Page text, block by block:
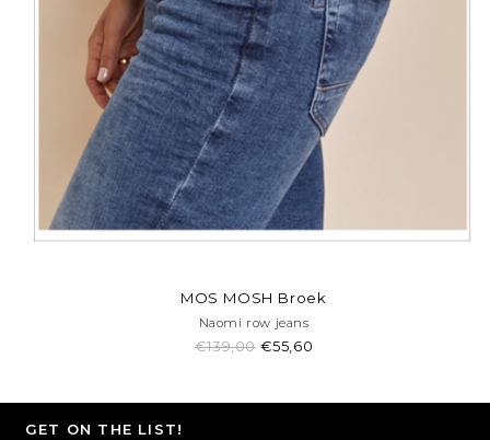
MOS MOSH Broek
Naomi row jeans
€139,00 €55,60
GET ON THE LIST!